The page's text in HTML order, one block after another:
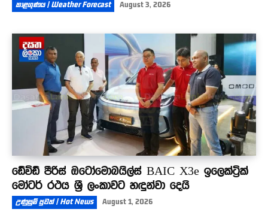
කාළගුණය | Weather Forecast August 3, 2026
ඩේවිඩ් පීරිස් ඔටෝමොබයිල්ස් BAIC X3e ඉලෙක්ට්‍රික්
මෝටර් රථය ශ්‍රී ලංකාවට හඳුන්වා දෙයි
උණුසුම් පුවත් | Hot News August 1, 2026